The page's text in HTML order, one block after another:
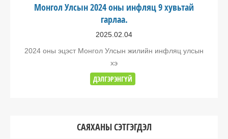
Монгол Улсын 2024 оны инфляц 9 хувьтай
гарлаа.
2025.02.04
2024 оны эцэст Монгол Улсын жилийн инфляц улсын
хэ
ДЭЛГЭРЭНГҮЙ
САЯХАНЫ СЭТГЭГДЭЛ